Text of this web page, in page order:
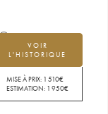
VOIR
L'HISTORIQUE
MISE À PRIX: 1 510€
ESTIMATION: 1 950€